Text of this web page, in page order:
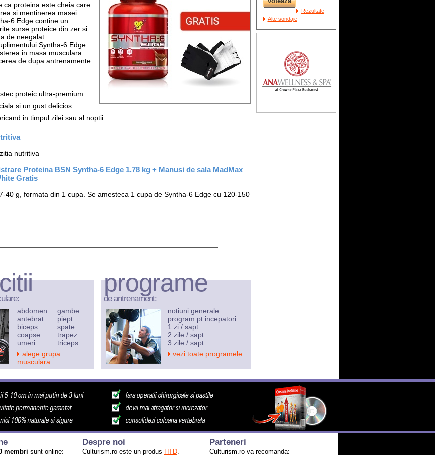
ca proteina este cheia care
si mentinerea masei
6 Edge contine un
surse proteice din zer si
de neegalat.
Syntha-6 Edge
in masa musculara
de dupa antrenamente.
proteic ultra-premium
si un gust delicios
in timpul zilei sau al noptii.
nutritiva
Proteina BSN Syntha-6 Edge 1.78 kg + Manusi de sala MadMax
Gratis
40 g, formata din 1 cupa. Se amesteca 1 cupa de Syntha-6 Edge cu 120-150
Rezultate
Alte sondaje
abdomen
antebrat
biceps
coapse
umeri
gambe
piept
spate
trapez
triceps
alege grupa
musculara
programe
de antrenament:
notiuni generale
program pt incepatori
1 zi / sapt
2 zile / sapt
3 zile / sapt
vezi toate programele
membri sunt online:
Despre noi
Culturism.ro este un produs HTD.
Parteneri
Culturism.ro va recomanda: